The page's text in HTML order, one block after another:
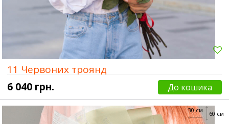
11 Червоних троянд
6 040 грн.
До кошика
60 см
30 см